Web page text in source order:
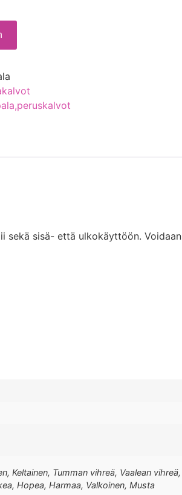
sekä sisä- että ulkokäyttöön. Voidaan
Keltainen, Tumman vihreä, Vaalean vihreä,
Hopea, Harmaa, Valkoinen, Musta